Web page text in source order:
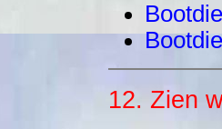
12. Zien